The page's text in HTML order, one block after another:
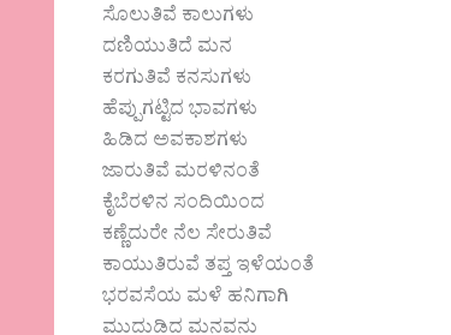
ಸೊಲುತಿವೆ ಕಾಲುಗಳು
ದಣಿಯುತಿದೆ ಮನ
ಕರಗುತಿವೆ ಕನಸುಗಳು
ಹೆಪ್ಪುಗಟ್ಟಿದ ಭಾವಗಳು
ಹಿಡಿದ ಅವಕಾಶಗಳು
ಜಾರುತಿವೆ ಮರಳಿನಂತೆ
ಕೈಬೆರಳಿನ ಸಂದಿಯಿಂದ
ಕಣ್ಣೆದುರೇ ನೆಲ ಸೇರುತಿವೆ
ಕಾಯುತಿರುವೆ ತಪ್ತ ಇಳೆಯಂತೆ
ಭರವಸೆಯ ಮಳೆ ಹನಿಗಾಗಿ